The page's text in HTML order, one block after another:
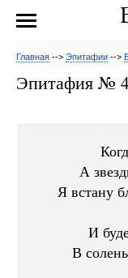
Главная --> Эпитафии -->
Эпитафия №
А
Я встану
И
В